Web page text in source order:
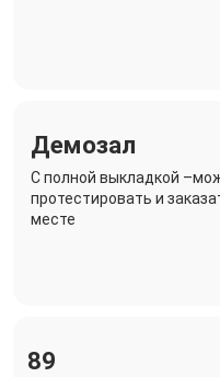
Демозал
C полной выкладкой
протестировать и
месте
89